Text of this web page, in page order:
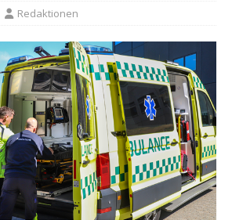
Redaktionen